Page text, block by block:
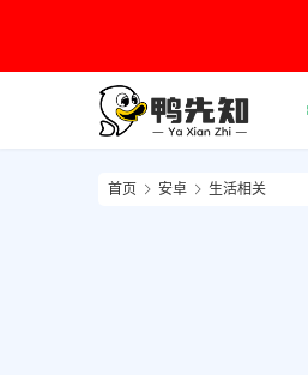
首页 安卓 生活相关